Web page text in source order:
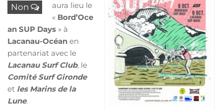
Non
aura lieu le
« Bord’Oce
an SUP Days » à
Lacanau-Océan en
partenariat avec le
Lacanau Surf Club, le
Comité Surf Gironde
et les Marins de la
Lune.